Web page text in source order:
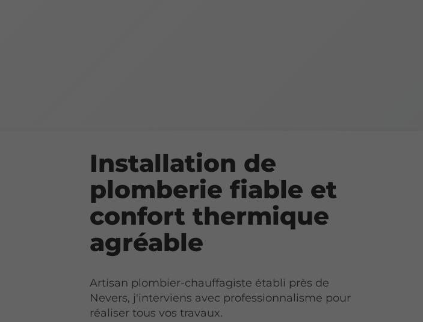
Installation de
plomberie fiable et
confort thermique
agréable
Artisan plombier-chauffagiste établi près de
Nevers, j'interviens avec professionnalisme pour
réaliser tous vos travaux.